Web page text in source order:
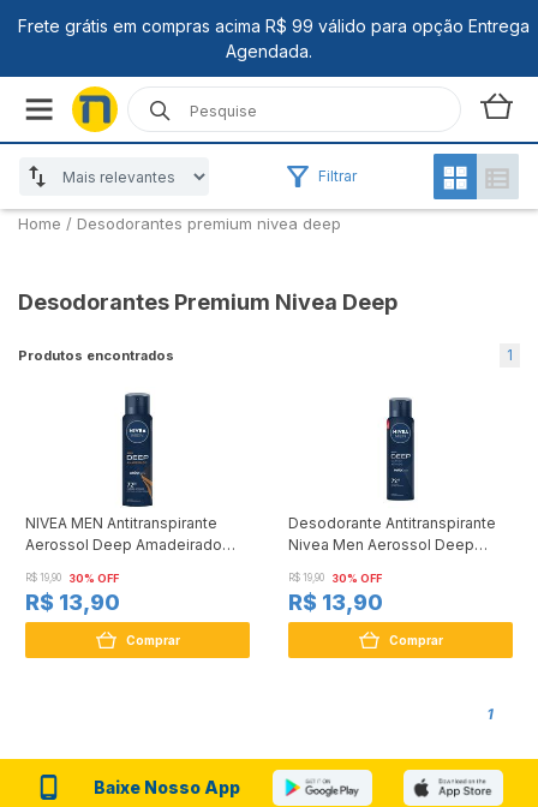
Filtrar
Home / Desodorantes premium nivea deep
Desodorantes Premium Nivea Deep
Produtos encontrados 1
NIVEA MEN Antitranspirante
Aerossol Deep Amadeirado
R$ 19,90 30% OFF
R$ 13,90
Comprar
Desodorante Antitranspirante
Nivea Men Aerossol Deep
R$ 19,90 30% OFF
R$ 13,90
Comprar
1
Baixe Nosso App